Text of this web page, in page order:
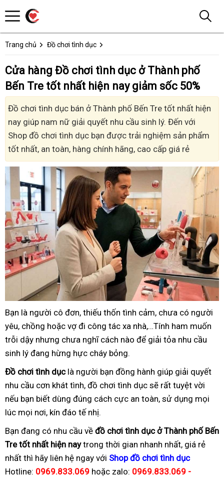
Trang chủ Đồ chơi tình dục
Cửa hàng Đồ chơi tình dục ở Thành phố
Bến Tre tốt nhất hiện nay giảm sốc 50%
Đồ chơi tình dục bán ở Thành phố Bến Tre tốt nhất hiện
nay giúp nam nữ giải quyết nhu cầu sinh lý. Đến với
Shop đồ chơi tình dục bạn được trải nghiệm sản phẩm
tốt nhất, an toàn, hàng chính hãng, cao cấp giá rẻ
Bạn là người cô đơn, thiếu thốn tình cảm, chưa có người
yêu, chồng hoặc vợ đi công tác xa nhà,…Tính ham muốn
trỗi dậy nhưng chưa nghĩ cách nào để giải tỏa nhu cầu
sinh lý đang hừng hực cháy bỏng.
Đồ chơi tình dụclà người bạn đồng hành giúp giải quyết
nhu cầu cơn khát tình, đồ chơi tình dục sẽ rất tuyệt vời
nếu bạn biết dùng đúng cách cực an toàn, sử dụng mọi
lúc mọi nơi, kín đáo tế nhị.
Bạn đang có nhu cầu về đồ chơi tình dục ở Thành phố Bến
Tre tốt nhất hiện naytrong thời gian nhanh nhất, giá rẻ
nhất thì hãy liên hệ ngay với Shop đồ chơi tình dục
Hotline: 0969.833.069 hoặc zalo: 0969.833.069 -